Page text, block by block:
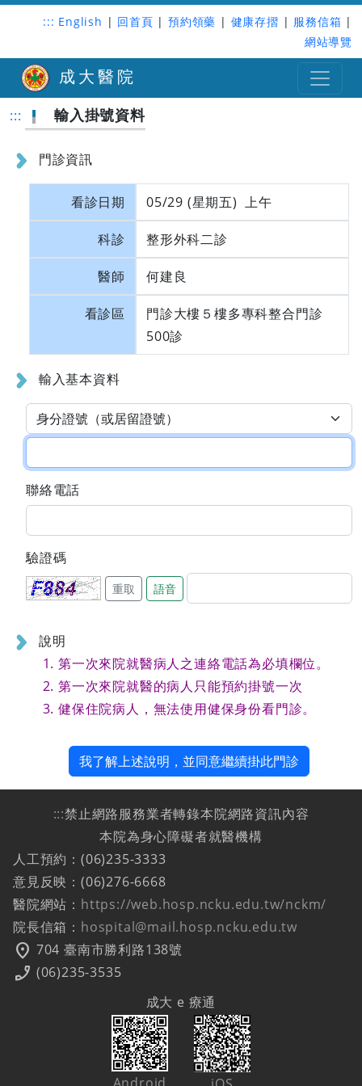
::: English | 回首頁 | 預約領藥 | 健康存摺 | 服務信箱 |
網站導覽
成大醫院
::: 輸入掛號資料
門診資訊
看診日期 05/29 (星期五) 上午
科診 整形外科二診
醫師 何建良
看診區
門診大樓５樓多專科整合門診
500診
輸入基本資料
聯絡電話
驗證碼
重取 語音
說明
第一次來院就醫病人之連絡電話為必填欄位。
第一次來院就醫的病人只能預約掛號一次
健保住院病人，無法使用健保身份看門診。
我了解上述說明，並同意繼續掛此門診
:::禁止網路服務業者轉錄本院網路資訊內容
本院為身心障礙者就醫機構
人工預約：(06)235-3333
意見反映：(06)276-6668
醫院網站： https://web.hosp.ncku.edu.tw/nckm/
院長信箱： hospital@mail.hosp.ncku.edu.tw
location_on 704 臺南市勝利路138號
phone_enabled (06)235-3535
成大 e 療通